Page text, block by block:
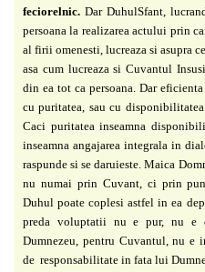
feciorelnic. Dar DuhulSfant,
persoana la realizarea actului prin
al firii omenesti, lucreaza si asupra
asa cum lucreaza si Cuvantul
din ea tot ca persoana. Dar
cu puritatea, sau cu disponibilitatea
Caci puritatea inseamna
inseamna angajarea integrala in
raspunde si se daruieste. Maica
nu numai prin Cuvant, ci prin
Duhul poate coplesi astfel inea
preda voluptatii nu e pur, nu
Dumnezeu, pentru Cuvantul, nu e
de responsabilitate in fata lui